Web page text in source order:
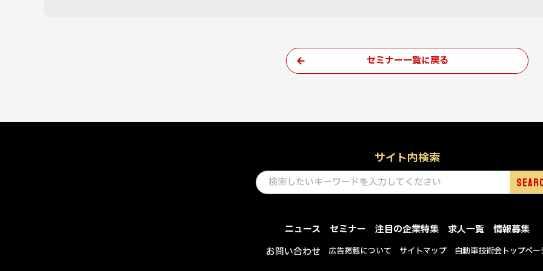
セミナー一覧に戻る
サイト内検索
ニュース セミナー 注目の企業特集 求人一覧
情報募集
お問い合わせ
広告掲載について サイトマップ 自動車技術会トップペー